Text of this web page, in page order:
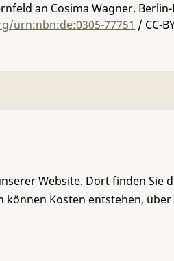
an Cosima Wagner.
urn:nbn:de:0305-77751 / CC-
Website. Dort finden Sie
Kosten entstehen, über